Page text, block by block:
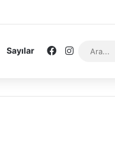
Sayılar Facebook
Instagram